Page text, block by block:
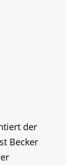
der
Becker